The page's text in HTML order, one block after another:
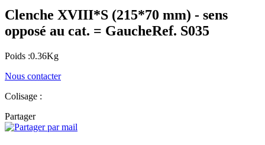
Clenche XVIII*S (215*70 mm) - sens
opposé au cat. = GaucheRef. S035
Poids :0.36Kg
Nous contacter
Colisage :
Partager